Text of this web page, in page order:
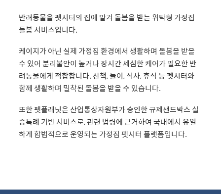
반려동물을 펫시터의 집에 맡겨 돌봄을 받는 위탁형 가정집
돌봄 서비스입니다.
케이지가 아닌 실제 가정집 환경에서 생활하며 돌봄을 받을
수 있어 분리불안이 높거나 장시간 세심한 케어가 필요한 반
려동물에게 적합합니다. 산책, 놀이, 식사, 휴식 등 펫시터와
함께 생활하며 밀착된 돌봄을 받을 수 있습니다.
또한 펫플래닛은 산업통상자원부가 승인한 규제샌드박스 실
증특례 기반 서비스로, 관련 법령에 근거하여 국내에서 유일
하게 합법적으로 운영되는 가정집 펫시터 플랫폼입니다.